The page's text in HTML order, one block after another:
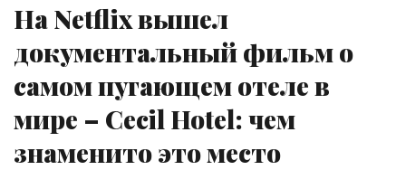
На Netflix вышел
документальный фильм о
самом пугающем отеле в
мире – Cecil Hotel: чем
знаменито это место